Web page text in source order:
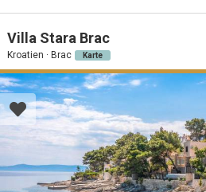
Villa Stara Brac
Kroatien · Brac Karte